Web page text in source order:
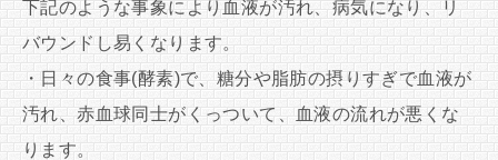
下記のような事象により血液が汚れ、病気になり、リ
バウンドし易くなります。
・日々の食事(酵素)で、糖分や脂肪の摂りすぎで血液が
汚れ、赤血球同士がくっついて、血液の流れが悪くな
ります。